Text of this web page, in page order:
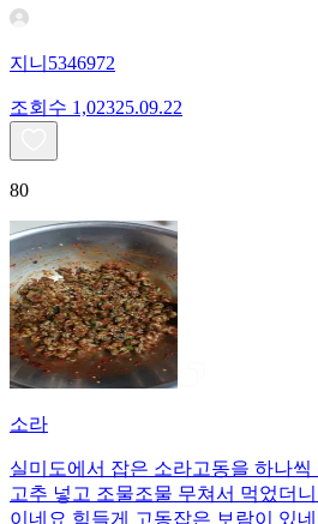
지니5346972
조회수 1,02325.09.22
80
소라
실미도에서 잡은 소라고동을 하나
고추 넣고 조물조물 무쳐서 먹었더
이네요 힘들게 고동잡은 보람이 있